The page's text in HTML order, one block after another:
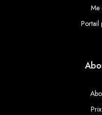
Me
Portail